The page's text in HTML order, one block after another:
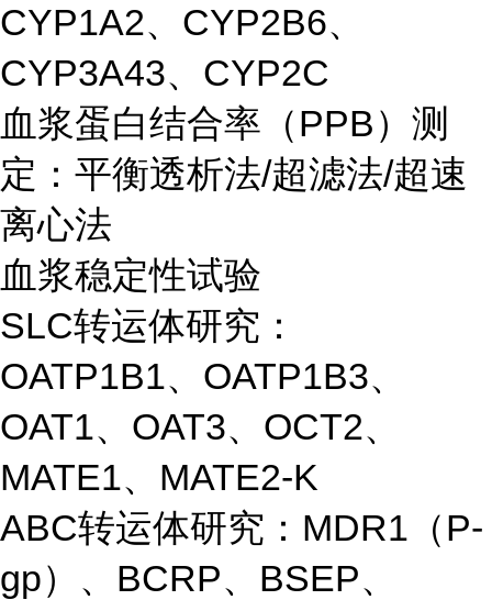
CYP1A2、CYP2B6、
CYP3A43、CYP2C
血浆蛋白结合率（PPB）测
定：平衡透析法/超滤法/超速
离心法
血浆稳定性试验
SLC转运体研究：
OATP1B1、OATP1B3、
OAT1、OAT3、OCT2、
MATE1、MATE2-K
ABC转运体研究：MDR1（P-
gp）、BCRP、BSEP、